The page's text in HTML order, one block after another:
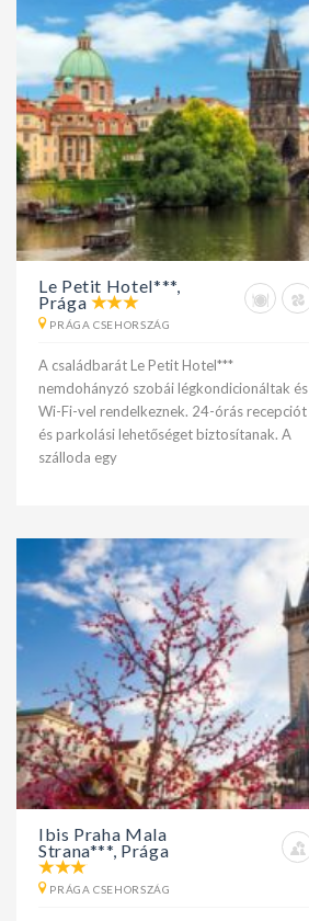
Le Petit Hotel***,
Prága
PRÁGA CSEHORSZÁG
A családbarát Le Petit Hotel***
nemdohányzó szobái légkondicionáltak és
Wi-Fi-vel rendelkeznek. 24-órás recepciót
és parkolási lehetőséget biztosítanak. A
szálloda egy
Ibis Praha Mala
Strana***, Prága
PRÁGA CSEHORSZÁG